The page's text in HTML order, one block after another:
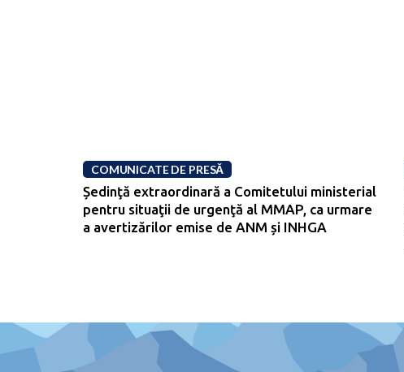
COMUNICATE DE PRESĂ
Ședinţă extraordinară a Comitetului ministerial
pentru situaţii de urgenţă al MMAP, ca urmare
a avertizărilor emise de ANM și INHGA